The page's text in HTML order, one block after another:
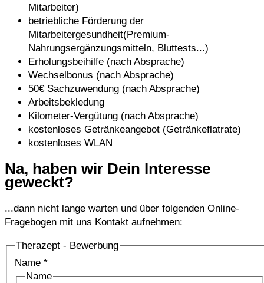
Mitarbeiter)
betriebliche Förderung der
Mitarbeitergesundheit(Premium-
Nahrungsergänzungsmitteln, Bluttests...)
Erholungsbeihilfe (nach Absprache)
Wechselbonus (nach Absprache)
50€ Sachzuwendung (nach Absprache)
Arbeitsbekledung
Kilometer-Vergütung (nach Absprache)
kostenloses Getränkeangebot (Getränkeflatrate)
kostenloses WLAN
Na, haben wir Dein Interesse
geweckt?
...dann nicht lange warten und über folgenden Online-
Fragebogen mit uns Kontakt aufnehmen:
Therazept - Bewerbung
Name *
Name